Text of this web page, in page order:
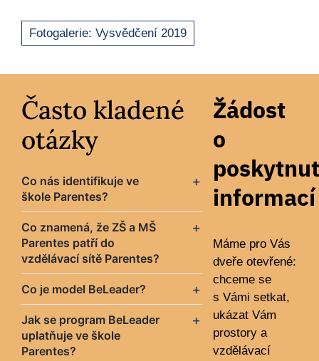
Fotogalerie: Vysvědčení 2019
Často kladené
otázky
Co nás identifikuje ve
škole Parentes?
Co znamená, že ZŠ a MŠ
Parentes patří do
vzdělávací sítě Parentes?
Co je model BeLeader?
Jak se program BeLeader
uplatňuje ve škole
Parentes?
Žádost
o
informací
Máme pro Vás
dveře otevřené:
chceme se
s Vámi setkat,
ukázat Vám
prostory a
vzdělávací